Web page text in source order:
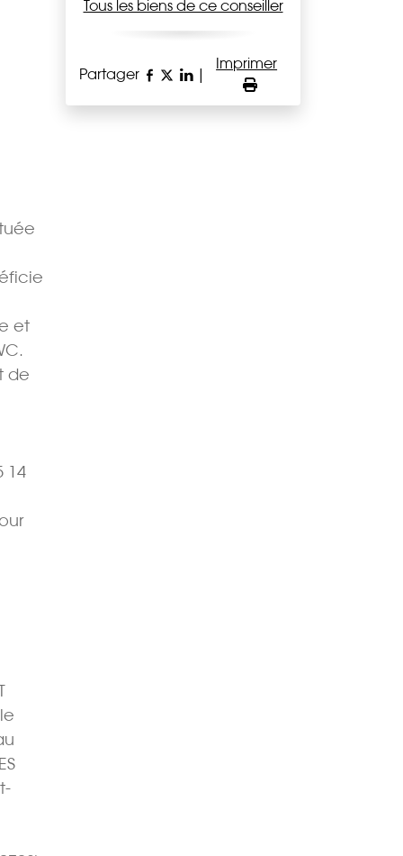
Tous les biens de ce conseiller
Partager
Imprimer
et
de
14